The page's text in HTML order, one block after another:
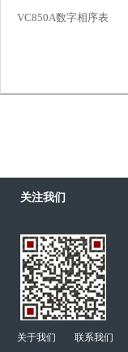
VC850A数字相序表
关注我们
关于我们 联系我们